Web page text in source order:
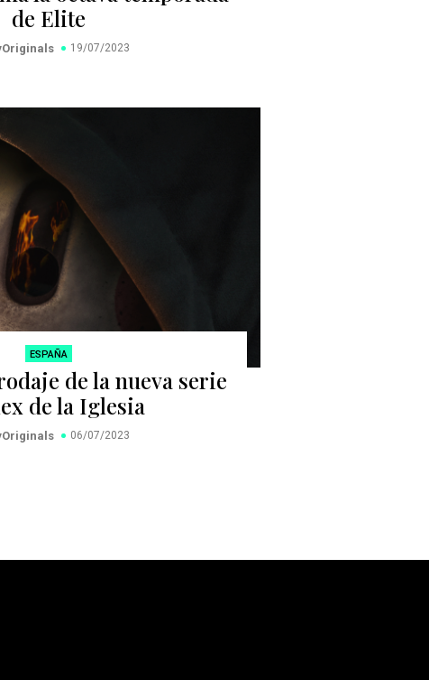
de Elite
19/07/2023
ESPAÑA
de la nueva serie
de la Iglesia
06/07/2023